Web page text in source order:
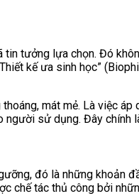
tưởng lựa chọn. Đó
kế ưa sinh học”
mát mẻ. Là việc
sử dụng. Đây chính
đó là những
chế tác thủ công bởi